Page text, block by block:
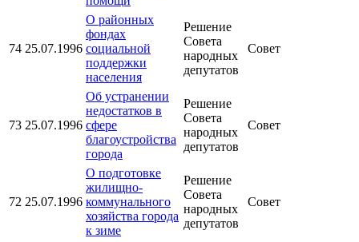
74 25.07.1996
О районных
фондах
социальной
поддержки
населения
Решение
Совета
народных
депутатов
Совет
73 25.07.1996
Об устранении
недостатков в
сфере
благоустройства
города
Решение
Совета
народных
депутатов
Совет
72 25.07.1996
О подготовке
жилищно-
коммунального
хозяйства города
к зиме
Решение
Совета
народных
депутатов
Совет